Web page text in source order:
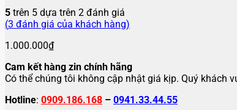
5 trên 5 dựa trên 2 đánh giá
(3 đánh giá của khách hàng)
1.000.000₫
Cam kết hàng zin chính hãng
Có thể chúng tôi không cập nhật giá kịp. Quý khách
Hotline: 0909.186.168 – 0941.33.44.55